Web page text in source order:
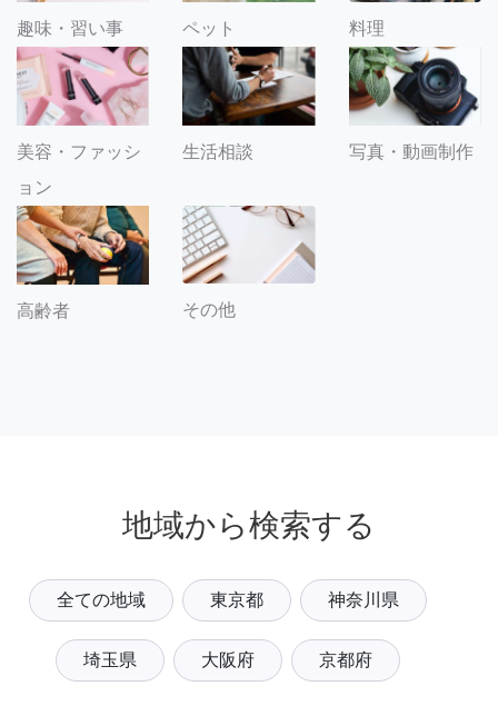
趣味・習い事 ペット 料理
美容・ファッシ
ョン
生活相談 写真・動画制作
高齢者 その他
地域から検索する
全ての地域 東京都 神奈川県
埼玉県 大阪府 京都府